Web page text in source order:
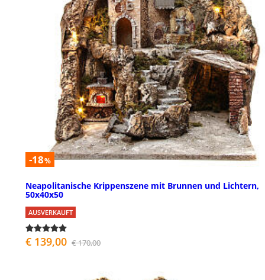
-18%
Neapolitanische Krippenszene mit Brunnen und Lichtern,
50x40x50
AUSVERKAUFT
€ 139,00 € 170,00